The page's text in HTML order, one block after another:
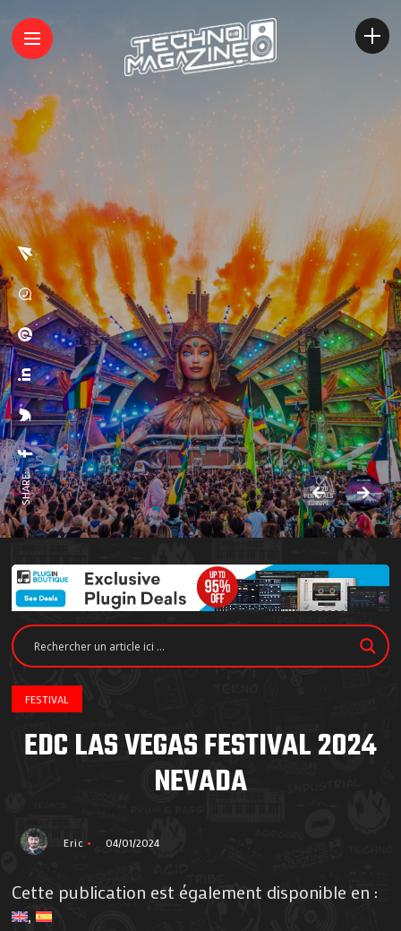
SHARE:
FESTIVAL
EDC LAS VEGAS FESTIVAL 2024
NEVADA
Eric 04/01/2024
Cette publication est également disponible en :